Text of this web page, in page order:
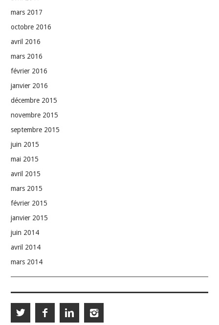
mars 2017
octobre 2016
avril 2016
mars 2016
février 2016
janvier 2016
décembre 2015
novembre 2015
septembre 2015
juin 2015
mai 2015
avril 2015
mars 2015
février 2015
janvier 2015
juin 2014
avril 2014
mars 2014